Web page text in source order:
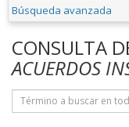
Búsqueda avanzada
CONSULTA
ACUERDOS